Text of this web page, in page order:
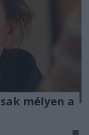
mélyen a